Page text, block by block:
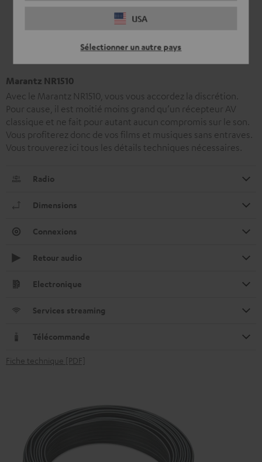
USA
Sélectionner un autre pays
Marantz NR1510
Avec le Marantz NR1510, vous vous accordez la discrétion.
Pour cause, il est moitié moins grand qu’un récepteur AV
classique et ne fait pour autant aucun compromis sur le son.
Vous profiterez donc de vos films et musiques sans entraves.
Vous trouverez ici tous les détails techniques nécessaires.
Radio
Dimensions
Connexions
Retour audio
Electronique
Services streaming
Télécommande
Fiche technique [PDF]